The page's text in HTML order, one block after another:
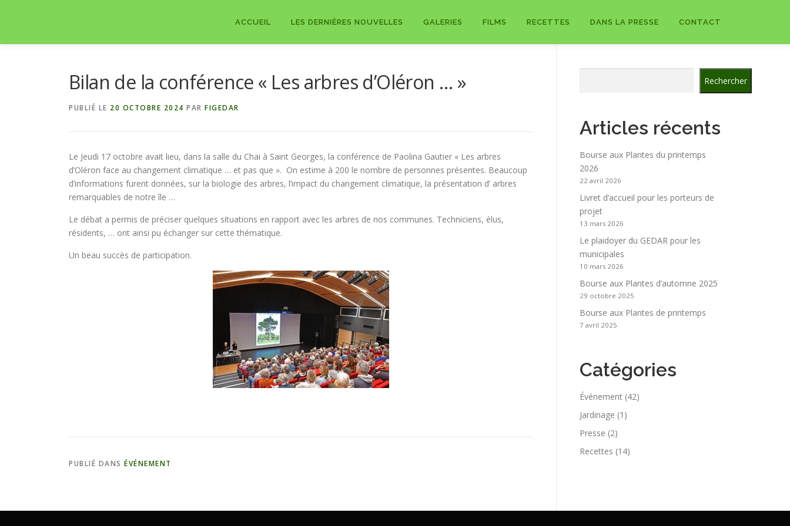
ACCUEIL LES DERNIÈRES NOUVELLES GALERIES FILMS RECETTES DANS LA PRESSE CONTACT
Bilan de la conférence « Les arbres d’Oléron … »
PUBLIÉ LE 20 OCTOBRE 2024 PAR FIGEDAR
Le Jeudi 17 octobre avait lieu, dans la salle du Chai à Saint Georges, la conférence de Paolina Gautier « Les arbres
d’Oléron face au changement climatique … et pas que ». On estime à 200 le nombre de personnes présentes. Beaucoup
d’informations furent données, sur la biologie des arbres, l’impact du changement climatique, la présentation d’ arbres
remarquables de notre île …
Le débat a permis de préciser quelques situations en rapport avec les arbres de nos communes. Techniciens, élus,
résidents, … ont ainsi pu échanger sur cette thématique.
Un beau succès de participation.
PUBLIÉ DANS ÉVÉNEMENT
Rechercher
Articles récents
Bourse aux Plantes du printemps
2026
22 avril 2026
Livret d’accueil pour les porteurs de
projet
13 mars 2026
Le plaidoyer du GEDAR pour les
municipales
10 mars 2026
Bourse aux Plantes d’automne 2025
29 octobre 2025
Bourse aux Plantes de printemps
7 avril 2025
Catégories
Événement (42)
Jardinage (1)
Presse (2)
Recettes (14)